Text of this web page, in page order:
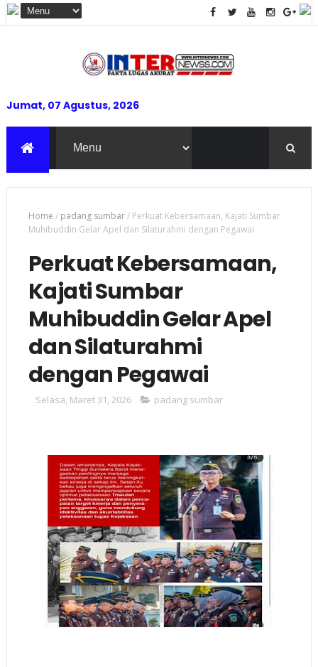
Jumat, 07 Agustus, 2026
Home / padang sumbar/ Perkuat Kebersamaan, Kajati Sumbar
Muhibuddin Gelar Apel dan Silaturahmi dengan Pegawai
Perkuat Kebersamaan,
Kajati Sumbar
Muhibuddin Gelar Apel
dan Silaturahmi
dengan Pegawai
Selasa, Maret 31, 2026 padang sumbar